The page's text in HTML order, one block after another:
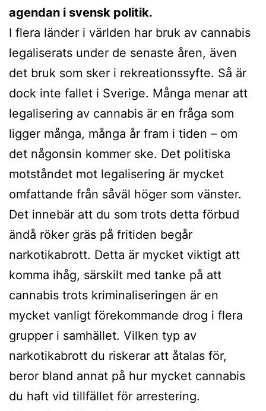
agendan i svensk politik.
I flera länder i världen har bruk av cannabis
legaliserats under de senaste åren, även
det bruk som sker i rekreationssyfte. Så är
dock inte fallet i Sverige. Många menar att
legalisering av cannabis är en fråga som
ligger många, många år fram i tiden – om
det någonsin kommer ske. Det politiska
motståndet mot legalisering är mycket
omfattande från såväl höger som vänster.
Det innebär att du som trots detta förbud
ändå röker gräs på fritiden begår
narkotikabrott. Detta är mycket viktigt att
komma ihåg, särskilt med tanke på att
cannabis trots kriminaliseringen är en
mycket vanligt förekommande drog i flera
grupper i samhället. Vilken typ av
narkotikabrott du riskerar att åtalas för,
beror bland annat på hur mycket cannabis
du haft vid tillfället för arrestering.